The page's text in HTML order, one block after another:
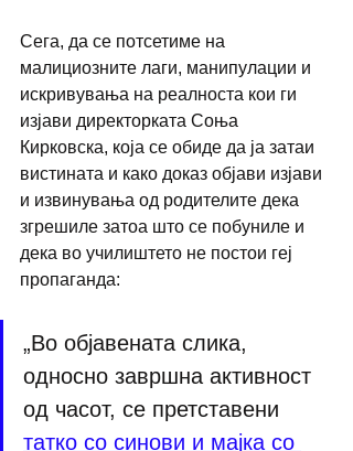
Сега, да се потсетиме на
малициозните лаги, манипулации и
искривувања на реалноста кои ги
изјави директорката Соња
Кирковска, која се обиде да ја затаи
вистината и како доказ објави изјави
и извинувања од родителите дека
згрешиле затоа што се побуниле и
дека во училиштето не постои геј
пропаганда:
„Во објавената слика,
односно завршна активност
од часот, се претставени
татко со синови и мајка со